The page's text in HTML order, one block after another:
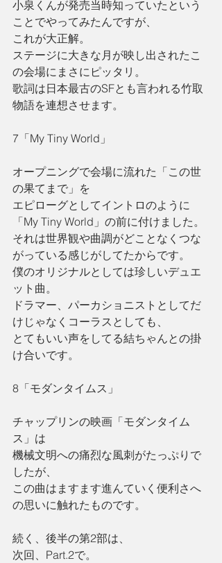
小泉くんが発売当時知っていたという
ことでやってみたんですが、
これが大正解。
ステージに大きな月が映し出されたこ
の会場にまさにピッタリ。
歌詞は日本最古のSFとも言われる竹取
物語を連想させます。
7「My Tiny World」
オープニングで会場に流れた「この世
の果てまで」を
エピローグとしてイントロのように
「My Tiny World」の前に付けました。
それは世界観や曲調がどことなくつな
がっている感じがしてたからです。
僕のオリジナルとしては珍しいデュエ
ット曲。
ドラマー、パーカショニストとしてだ
けじゃなくコーラスとしても、
とてもいい声をしてる結ちゃんとの掛
け合いです。
8「モダンタイムス」
チャップリンの映画「モダンタイム
ス」は
機械文明への痛烈な風刺がたっぷりで
したが、
この曲はますます進んていく便利さへ
の思いに触れたものです。
続く、後半の第2部は、
次回、Part.2で。